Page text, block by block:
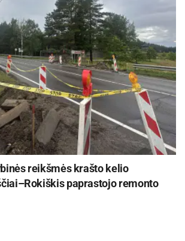
reikšmės krašto kelio
paprastojo remonto